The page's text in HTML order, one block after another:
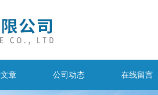
章 公司动态 在线留言